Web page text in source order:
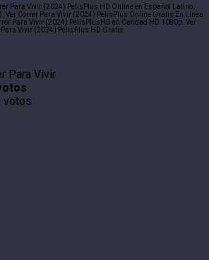
Para Vivir (2024) PelisPlus HD Online en Español Latino,
Ver Correr Para Vivir (2024) PelisPlus Online Gratis En Linea
Para Vivir (2024) PelisPlusHD en Calidad HD 1080p. Ver
Para Vivir (2024) PelisPlus HD Gratis
Para Vivir
votos